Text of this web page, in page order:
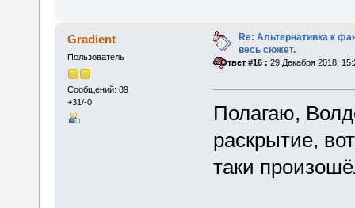
Gradient
Пользователь
Сообщений: 89
+31/-0
Re: Альтернативка к
весь сюжет.
«Ответ #16 : 29 Декабря 2018,
Полагаю,
раскрытие,
таки